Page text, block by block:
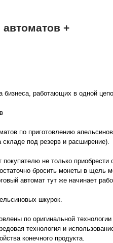
+
бизнеса, работающих в одной
по приготовлению
складе под резерв и расширение).
покупателю не только
бросить монеты в щель
автомат тут же начинает
шкурок.
по оригинальной
технология и
конечного продукта.